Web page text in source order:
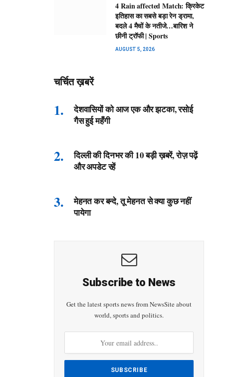
4 Rain affected Match: क्रिकेट
इतिहास का सबसे बड़ा रेन ड्रामा,
बदले 4 मैचों के नतीजे…बारिश ने
छीनी ट्रॉफी | Sports
AUGUST 5, 2026
चर्चित ख़बरें
देशवासियों को आज एक और झटका, रसोई
गैस हुई महँगी
दिल्ली की दिनभर की 10 बड़ी ख़बरें, रोज़ पढ़ें
और अपडेट रहें
मेहनत कर बन्दे, तू मेहनत से क्या कुछ नहीं
पायेगा
Subscribe to News
Get the latest sports news from NewsSite about
world, sports and politics.